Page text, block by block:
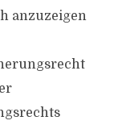
anzuzeigen